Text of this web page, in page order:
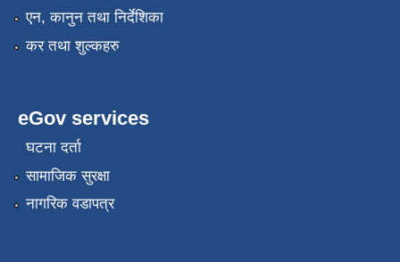
एन, कानुन तथा निर्देशिका
कर तथा शुल्कहरु
eGov services
घटना दर्ता
सामाजिक सुरक्षा
नागरिक वडापत्र